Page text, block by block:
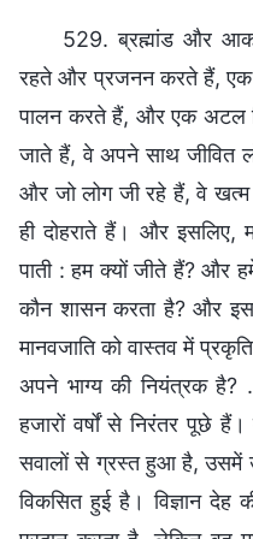
529. ब्रह्मांड और
रहते और प्रजनन करते हैं, एक
पालन करते हैं, और एक अटल
जाते हैं, वे अपने साथ जीवित
और जो लोग जी रहे हैं, वे खत्म
ही दोहराते हैं। और इसलिए,
पाती : हम क्यों जीते हैं? और
कौन शासन करता है? और इस
मानवजाति को वास्तव में
अपने भाग्य की नियंत्रक है?
हजारों वर्षों से निरंतर पूछे
सवालों से ग्रस्त हुआ है, उसमें
विकसित हुई है। विज्ञान देह